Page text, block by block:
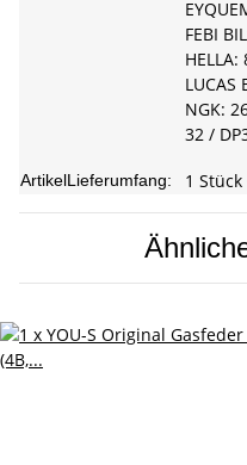
FEBI
HELLA:
LUCAS
NGK:
32 /
ArtikelLieferumfang: 1